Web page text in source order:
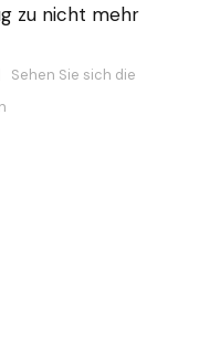
zu nicht mehr
Sehen Sie sich die